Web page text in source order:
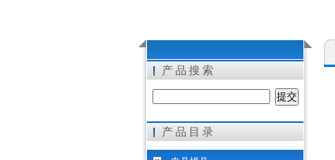
希而科工业控制设备（上海）有限公司
产品搜索
产品目录